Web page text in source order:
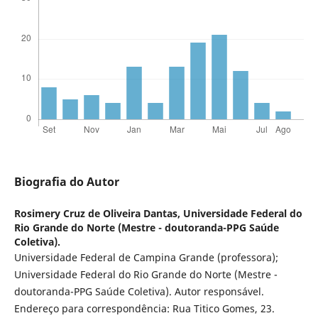
Biografia do Autor
Rosimery Cruz de Oliveira Dantas, Universidade Federal do
Rio Grande do Norte (Mestre - doutoranda-PPG Saúde
Coletiva).
Universidade Federal de Campina Grande (professora);
Universidade Federal do Rio Grande do Norte (Mestre -
doutoranda-PPG Saúde Coletiva). Autor responsável.
Endereço para correspondência: Rua Titico Gomes, 23.